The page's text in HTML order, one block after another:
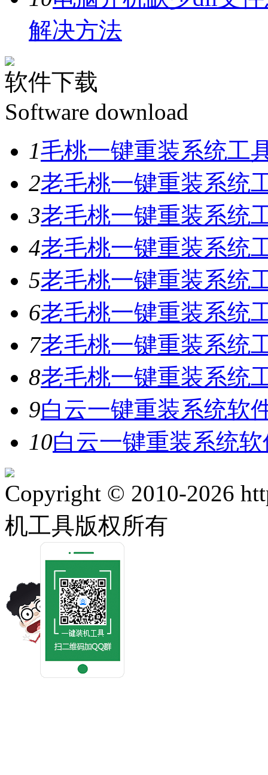
解决方法
软件下载
Software download
1毛桃一键重装系统工
2老毛桃一键重装系统
3老毛桃一键重装系统
4老毛桃一键重装系统
5老毛桃一键重装系统
6老毛桃一键重装系统
7老毛桃一键重装系统
8老毛桃一键重装系统
9白云一键重装系统软
10白云一键重装系统
Copyright © 2010-2026
机工具版权所有